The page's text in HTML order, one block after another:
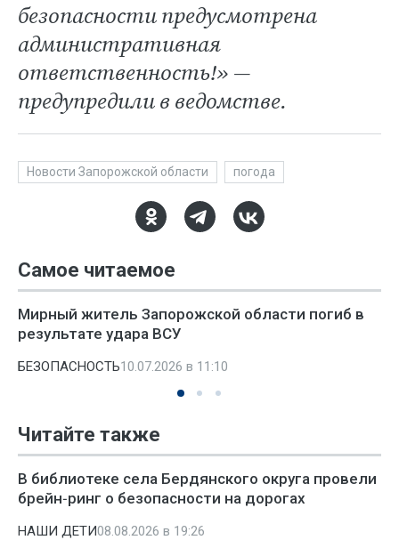
безопасности предусмотрена
административная
ответственность!» —
предупредили в ведомстве.
Новости Запорожской области погода
Самое читаемое
Мирный житель Запорожской области погиб в
результате удара ВСУ
БЕЗОПАСНОСТЬ10.07.2026 в 11:10
Читайте также
В библиотеке села Бердянского округа провели
брейн‑ринг о безопасности на дорогах
НАШИ ДЕТИ08.08.2026 в 19:26